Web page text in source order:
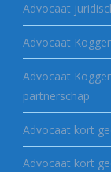
Advocaat
Advocaat
Advocaat
partnerschap
Advocaat kort
Advocaat kort